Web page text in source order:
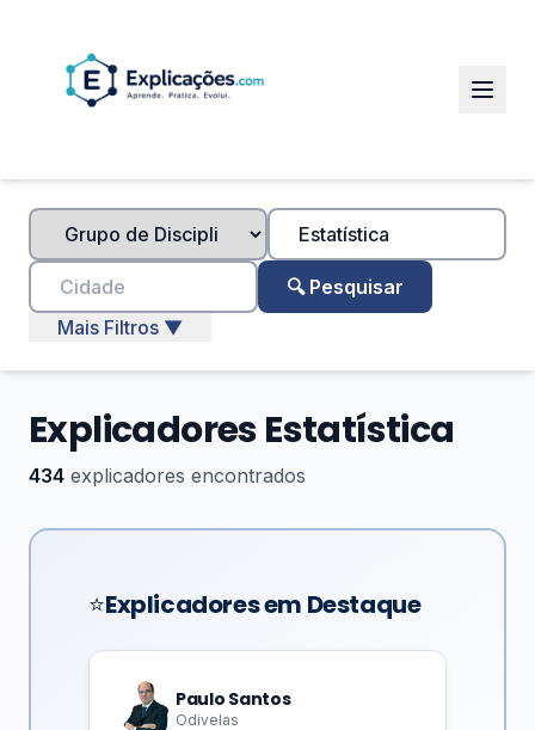
🔍 Pesquisar
Mais Filtros ▼
Explicadores Estatística
434 explicadores encontrados
⭐Explicadores em Destaque
Paulo Santos
Odivelas